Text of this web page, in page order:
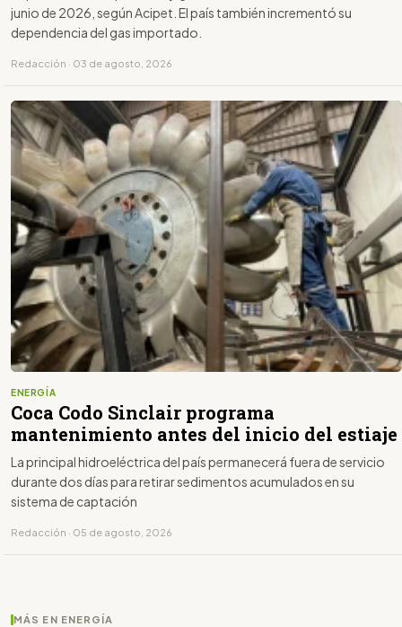
junio de 2026, según Acipet. El país también incrementó su
dependencia del gas importado.
Redacción · 03 de agosto, 2026
ENERGÍA
Coca Codo Sinclair programa
mantenimiento antes del inicio del estiaje
La principal hidroeléctrica del país permanecerá fuera de servicio
durante dos días para retirar sedimentos acumulados en su
sistema de captación
Redacción · 05 de agosto, 2026
MÁS EN ENERGÍA